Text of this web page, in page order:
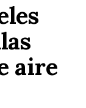
aire